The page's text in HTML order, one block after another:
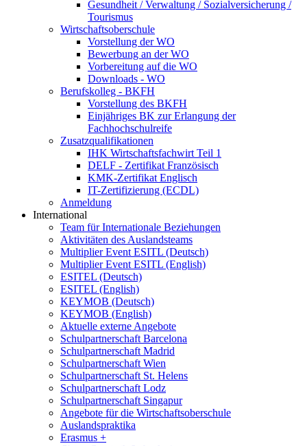
Gesundheit / Verwaltung / Sozialversicherung /
Tourismus
Wirtschaftsoberschule
Vorstellung der WO
Bewerbung an der WO
Vorbereitung auf die WO
Downloads - WO
Berufskolleg - BKFH
Vorstellung des BKFH
Einjähriges BK zur Erlangung der
Fachhochschulreife
Zusatzqualifikationen
IHK Wirtschaftsfachwirt Teil 1
DELF - Zertifikat Französisch
KMK-Zertifikat Englisch
IT-Zertifizierung (ECDL)
Anmeldung
International
Team für Internationale Beziehungen
Aktivitäten des Auslandsteams
Multiplier Event ESITL (Deutsch)
Multiplier Event ESITL (English)
ESITEL (Deutsch)
ESITEL (English)
KEYMOB (Deutsch)
KEYMOB (English)
Aktuelle externe Angebote
Schulpartnerschaft Barcelona
Schulpartnerschaft Madrid
Schulpartnerschaft Wien
Schulpartnerschaft St. Helens
Schulpartnerschaft Lodz
Schulpartnerschaft Singapur
Angebote für die Wirtschaftsoberschule
Auslandspraktika
Erasmus +